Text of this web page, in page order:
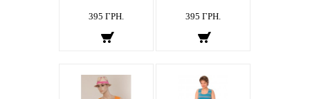
395 ГРН. 395 ГРН.